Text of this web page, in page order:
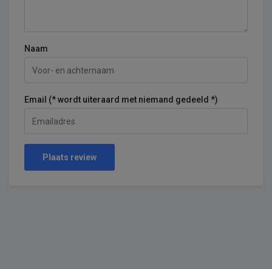
Naam
Email (* wordt uiteraard met niemand gedeeld *)
Plaats review